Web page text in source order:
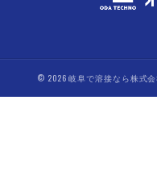
© 2026 岐阜で溶接なら株式会